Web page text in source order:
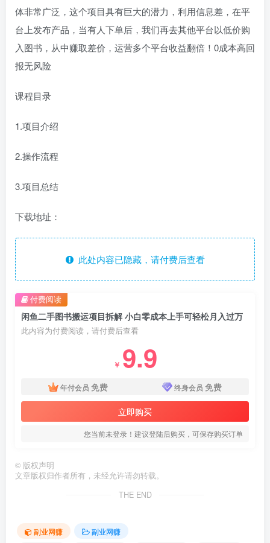
体非常广泛，这个项目具有巨大的潜力，利用信息差，在平
台上发布产品，当有人下单后，我们再去其他平台以低价购
入图书，从中赚取差价，运营多个平台收益翻倍！0成本高回
报无风险
课程目录
1.项目介绍
2.操作流程
3.项目总结
下载地址：
此处内容已隐藏，请付费后查看
闲鱼二手图书搬运项目拆解 小白零成本上手可轻松月入过万
此内容为付费阅读，请付费后查看
￥ 9.9
年付会员 免费 终身会员 免费
立即购买
您当前未登录！建议登陆后购买，可保存购买订单
付费阅读
© 版权声明
文章版权归作者所有，未经允许请勿转载。
THE END
副业网赚
副业网赚